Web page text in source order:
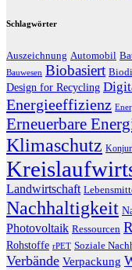
Schlagwörter
Auszeichnung Automobil
Bauwesen Biobasiert
Design for Recycling
Energieeffizienz
Erneuerbare
Klimaschutz
Landwirtschaft
Nachhaltigkeit
Photovoltaik Ressourcen
Rohstoffe rPET Soziale
Verbände Verpackung